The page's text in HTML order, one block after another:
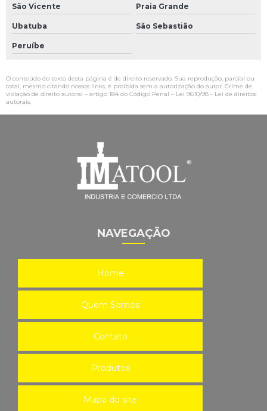
São Vicente Praia Grande
Ubatuba São Sebastião
Peruíbe
O conteúdo do texto desta página é de direito reservado. Sua reprodução, parcial ou
total, mesmo citando nossos links, é proibida sem a autorização do autor. Crime de
violação de direito autoral – artigo 184 do Código Penal – Lei 9610/98 - Lei de direitos
autorais.
NAVEGAÇÃO
Home
Quem Somos
Contato
Produtos
Mapa do site